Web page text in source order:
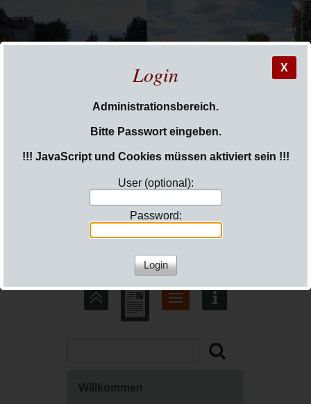
Ortsgemeinde Mörstadt
Login
X
Login
Administrationsbereich.
Bitte Passwort eingeben.
!!! JavaScript und Cookies müssen aktiviert sein !!!
User (optional):
Password:
Willkommen